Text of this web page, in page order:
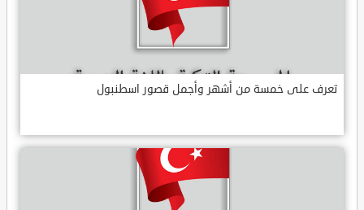
تعرف على خمسة من أشهر وأجمل قصور اسطنبول